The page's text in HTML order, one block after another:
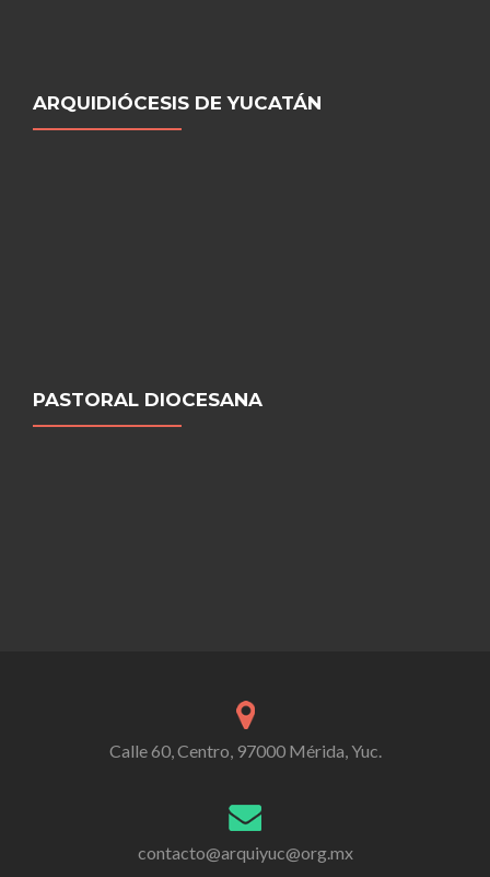
ARQUIDIÓCESIS DE YUCATÁN
PASTORAL DIOCESANA
Calle 60, Centro, 97000 Mérida, Yuc.
contacto@arquiyuc@org.mx